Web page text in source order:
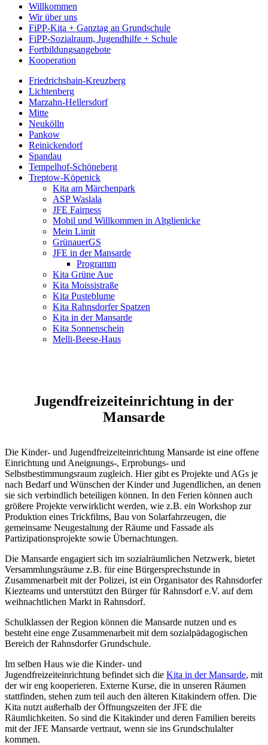
Willkommen
Wir über uns
FiPP-Kita + Ganztag an Grundschule
FiPP-Sozialraum, Jugendhilfe + Schule
Fortbildungsangebote
Kooperation
Friedrichshain-Kreuzberg
Lichtenberg
Marzahn-Hellersdorf
Mitte
Neukölln
Pankow
Reinickendorf
Spandau
Tempelhof-Schöneberg
Treptow-Köpenick
Kita am Märchenpark
ASP Waslala
JFE Fairness
Mobil und Willkommen in Altglienicke
Mein Limit
GrünauerGS
JFE in der Mansarde
Programm
Kita Grüne Aue
Kita Moissistraße
Kita Pusteblume
Kita Rahnsdorfer Spatzen
Kita in der Mansarde
Kita Sonnenschein
Melli-Beese-Haus
Jugendfreizeiteinrichtung in der
Mansarde
Die Kinder- und Jugendfreizeiteinrichtung Mansarde ist eine offene
Einrichtung und Aneignungs-, Erprobungs- und
Selbstbestimmungsraum zugleich. Hier gibt es Projekte und AGs je
nach Bedarf und Wünschen der Kinder und Jugendlichen, an denen
sie sich verbindlich beteiligen können. In den Ferien können auch
größere Projekte verwirklicht werden, wie z.B. ein Workshop zur
Produktion eines Trickfilms, Bau von Solarfahrzeugen, die
gemeinsame Neugestaltung der Räume und Fassade als
Partizipationsprojekte sowie Übernachtungen.
Die Mansarde engagiert sich im sozialräumlichen Netzwerk, bietet
Versammlungsräume z.B. für eine Bürgersprechstunde in
Zusammenarbeit mit der Polizei, ist ein Organisator des Rahnsdorfer
Kiezteams und unterstützt den Bürger für Rahnsdorf e.V. auf dem
weihnachtlichen Markt in Rahnsdorf.
Schulklassen der Region können die Mansarde nutzen und es
besteht eine enge Zusammenarbeit mit dem sozialpädagogischen
Bereich der Rahnsdorfer Grundschule.
Im selben Haus wie die Kinder- und
Jugendfreizeiteinrichtung befindet sich die Kita in der Mansarde, mit
der wir eng kooperieren. Externe Kurse, die in unseren Räumen
stattfinden, stehen zum teil auch den älteren Kitakindern offen. Die
Kita nutzt außerhalb der Öffnungszeiten der JFE die
Räumlichkeiten. So sind die Kitakinder und deren Familien bereits
mit der JFE Mansarde vertraut, wenn sie ins Grundschulalter
kommen.